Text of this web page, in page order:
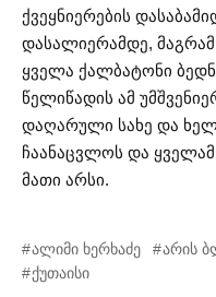
ქვეყნიერების
დასალიერამდე, მაგრამ
ყველა ქალბატონი
წელიწადის ამ
დაღარული სახე და
ჩაანაცვლოს და
მათი არსი.
ალიმი ხერხაძე არის
ქუთაისი